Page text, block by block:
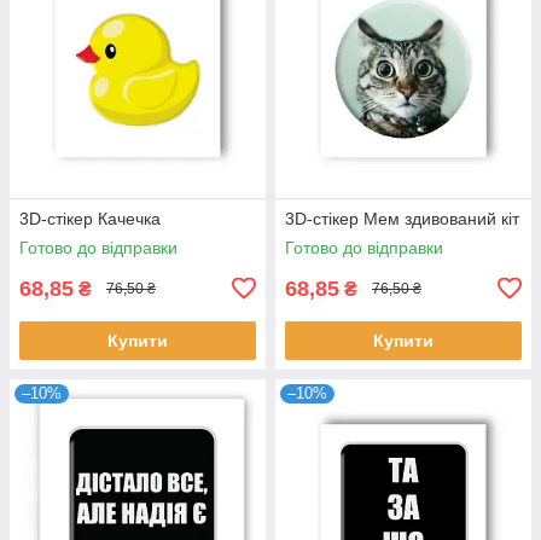
3D-стікер Качечка
Готово до відправки
68,85 ₴ 76,50 ₴
Купити
3D-стікер Мем здивований кіт
Готово до відправки
68,85 ₴ 76,50 ₴
Купити
–10% –10%